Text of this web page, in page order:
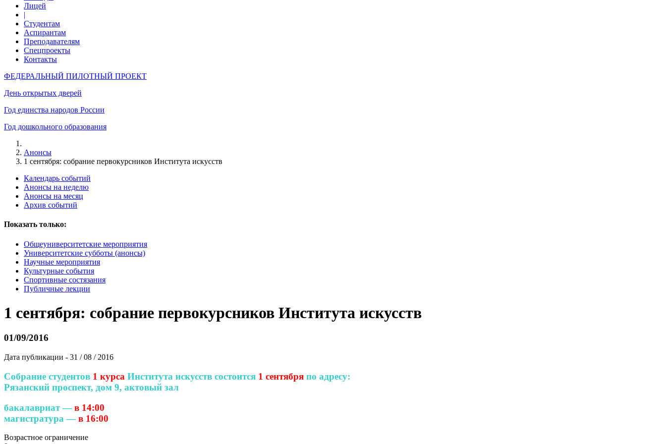
Лицей
|
Студентам
Аспирантам
Преподавателям
Спецпроекты
Контакты
ФЕДЕРАЛЬНЫЙ ПИЛОТНЫЙ ПРОЕКТ
День открытых дверей
Год единства народов России
Год дошкольного образования
Анонсы
1 сентября: собрание первокурсников Института искусств
Календарь событий
Анонсы на неделю
Анонсы на месяц
Архив событий
Показать только:
Общеуниверситетские мероприятия
Университетские субботы (анонсы)
Научные мероприятия
Культурные события
Спортивные состязания
Публичные лекции
1 сентября: собрание первокурсников Института искусств
01/09/2016
Дата публикации - 31 / 08 / 2016
Собрание студентов 1 курса Института искусств состоится 1 сентября по адресу:
Рязанский проспект, дом 9, актовый зал
бакалавриат — в 14:00
магистратура — в 16:00
Возрастное ограничение